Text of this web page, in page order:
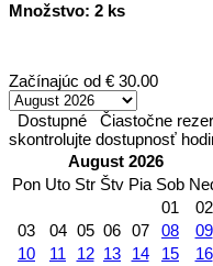
Množstvo: 2 ks
Začínajúc od € 30.00
Dostupné Čiastočne
skontrolujte dostupnosť
August 2026
Pon Uto Str Štv Pia Sob
01
02
03
04 05 06 07 08
09
10
11 12 13 14 15
16